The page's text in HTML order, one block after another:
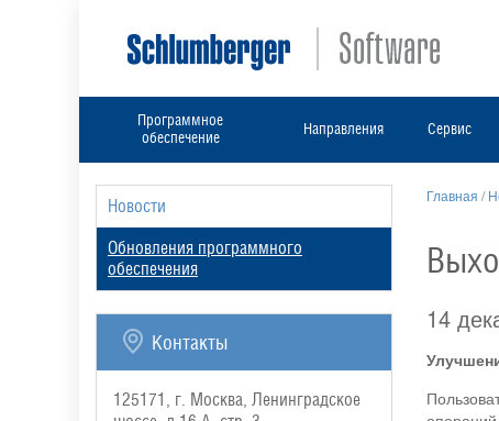
Программное
обеспечение
Направления Сервис
Новости
Обновления программного
обеспечения
Контакты
125171, г. Москва, Ленинградское
Главная /
14